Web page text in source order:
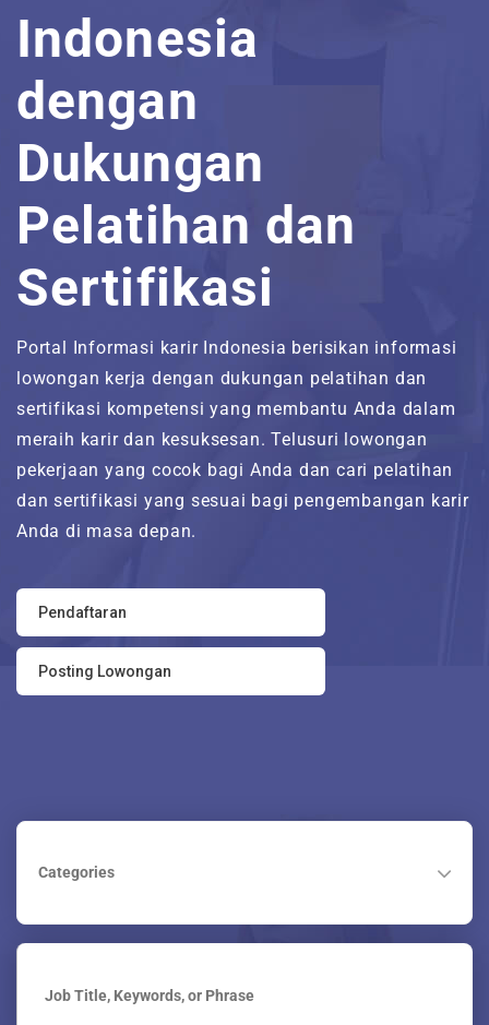
Jawa Tengah
Yogyakarta
Jawa Timur
Bali
Freelance
Magang
Jadwal Training Non-IT
Sales & Marketing
Customer Service
Manajemen
Kepemimpinan
Pelatihan Komputer
Bimbingan Psikotest &
Wawancara
Sertifikasi NetCampus
Inilah Kami
Berita & Artikel
FAQ’S
Direktori Jasa Konsultasi dan
Asesmen TI
Direktori Produk dan Layanan TI
Direktori Partner Bisnis
Kontak
Tentang Kami
Post New Job
Paket Layanan
Indonesia
dengan
Dukungan
Pelatihan dan
Sertifikasi
Portal Informasi karir Indonesia berisikan informasi
lowongan kerja dengan dukungan pelatihan dan
sertifikasi kompetensi yang membantu Anda dalam
meraih karir dan kesuksesan. Telusuri lowongan
pekerjaan yang cocok bagi Anda dan cari pelatihan
dan sertifikasi yang sesuai bagi pengembangan karir
Anda di masa depan.
Pendaftaran
Posting Lowongan